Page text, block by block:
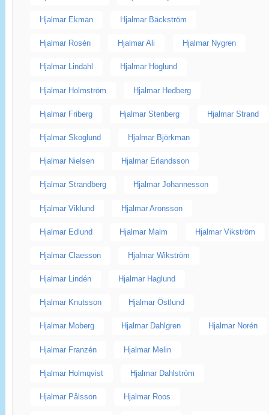
Hjalmar Ekman Hjalmar Bäckström
Hjalmar Rosén Hjalmar Ali Hjalmar Nygren
Hjalmar Lindahl Hjalmar Höglund
Hjalmar Holmström Hjalmar Hedberg
Hjalmar Friberg Hjalmar Stenberg Hjalmar Strand
Hjalmar Skoglund Hjalmar Björkman
Hjalmar Nielsen Hjalmar Erlandsson
Hjalmar Strandberg Hjalmar Johannesson
Hjalmar Viklund Hjalmar Aronsson
Hjalmar Edlund Hjalmar Malm Hjalmar Vikström
Hjalmar Claesson Hjalmar Wikström
Hjalmar Lindén Hjalmar Haglund
Hjalmar Knutsson Hjalmar Östlund
Hjalmar Moberg Hjalmar Dahlgren Hjalmar Norén
Hjalmar Franzén Hjalmar Melin
Hjalmar Holmqvist Hjalmar Dahlström
Hjalmar Pålsson Hjalmar Roos